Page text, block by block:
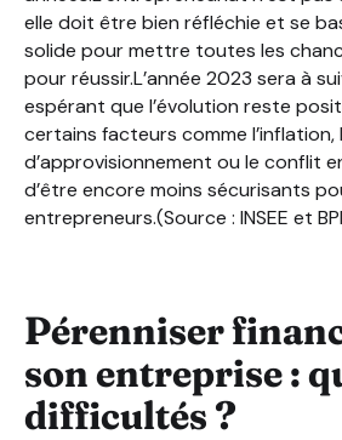
elle doit être bien réfléchie et se
solide pour mettre toutes les
pour réussir.L’année 2023 sera à
espérant que l’évolution reste
certains facteurs comme l’inflation,
d’approvisionnement ou le conflit
d’être encore moins sécurisants
entrepreneurs.(Source : INSEE et
Pérenniser
son entreprise :
difficultés ?